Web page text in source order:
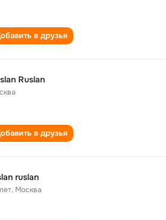
в друзья
Ruslan
в друзья
ruslan
, Москва